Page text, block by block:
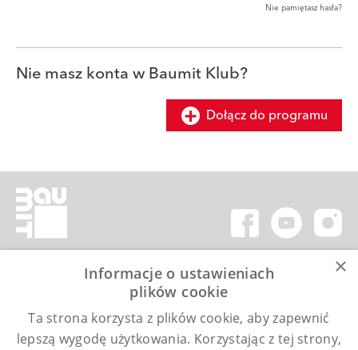
Nie pamiętasz hasła?
Nie masz konta w Baumit Klub?
Dołącz do programu
Infolinia (pon. – pt. / 9:00 - 17:00)
Telefon: 505 414 844
×
Informacje o ustawieniach
plików cookie
Ta strona korzysta z plików cookie, aby zapewnić
lepszą wygodę użytkowania. Korzystając z tej strony,